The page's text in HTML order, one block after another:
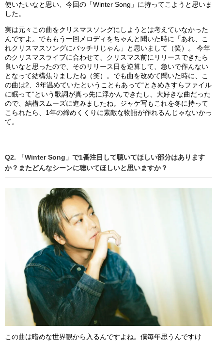
使いたいなと思い、今回の「Winter Song」に持ってこようと思いま
した。
実は元々この曲をクリスマスソングにしようとは考えていなかった
んですよ。でももう一回メロディをちゃんと聞いた時に「あれ、こ
れクリスマスソングにバッチリじゃん」と思いまして（笑）。 今年
のクリスマスライブに合わせて、クリスマス前にリリースできたら
良いなと思ったので、そのリリース日を逆算して、急いで作んない
となって結構焦りましたね（笑）。でも曲を改めて聞いた時に、こ
の曲は2、3年温めていたということもあって“ときめきすらファイル
に眠って”という歌詞が真っ先に浮かんできたし、大好きな曲だった
ので、結構スムーズに進みましたね。ジャケ写もこれを冬に持って
こられたら、1年の締めくくりに素敵な物語が作れるんじゃないかっ
て。
Q2. 「Winter Song」で1番注目して聴いてほしい部分はあります
か？またどんなシーンに聴いてほしいと思いますか？
この曲は暗めな世界観から入るんですよね。僕毎年思うんですけ